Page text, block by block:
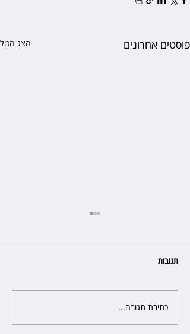
פוסטים אחרונים הצג הכול
פרקליטת מחוז חיפה בדרך
לפרישה: תקבל יותר ממיליון שקל
תגובות
כתיבת תגובה...